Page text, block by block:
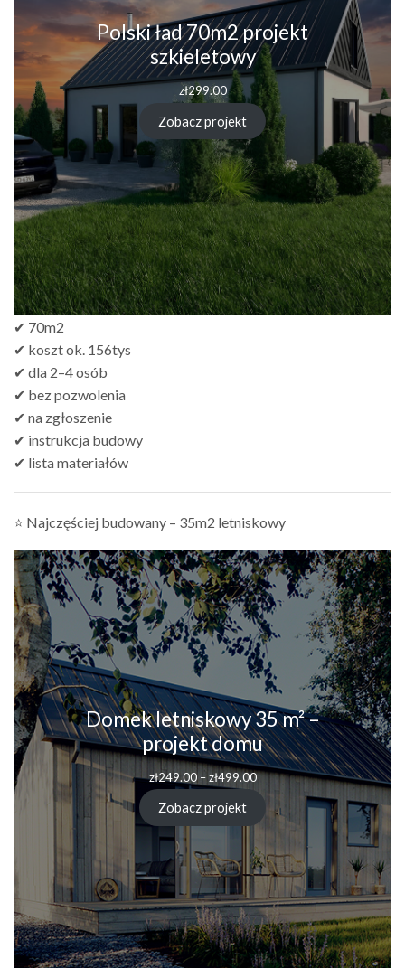
Polski ład 70m2 projekt
szkieletowy
zł299.00
Zobacz projekt
✔ 70m2
✔ koszt ok. 156tys
✔ dla 2–4 osób
✔ bez pozwolenia
✔ na zgłoszenie
✔ instrukcja budowy
✔ lista materiałów
⭐ Najczęściej budowany – 35m2 letniskowy
Domek letniskowy 35 m² –
projekt domu
zł249.00 – zł499.00
Zobacz projekt